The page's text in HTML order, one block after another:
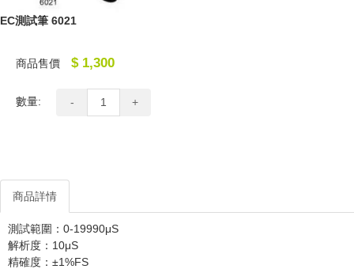
EC測試筆 6021
商品售價 $ 1,300
數量: - +
商品詳情
測試範圍：0-19990μS
解析度：10μS
精確度：±1%FS